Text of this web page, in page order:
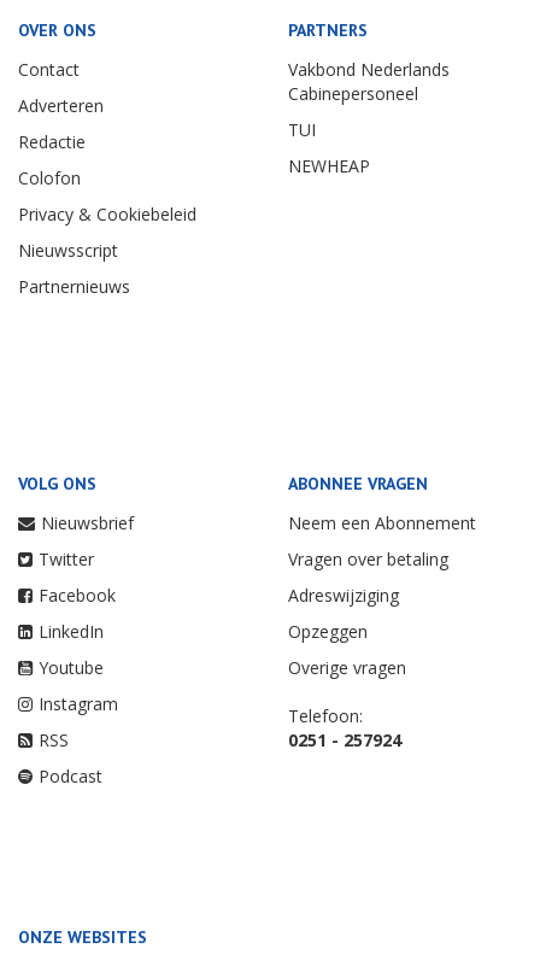
OVER ONS
Contact
Adverteren
Redactie
Colofon
Privacy & Cookiebeleid
Nieuwsscript
Partnernieuws
PARTNERS
Vakbond Nederlands
Cabinepersoneel
TUI
NEWHEAP
VOLG ONS
Nieuwsbrief
Twitter
Facebook
LinkedIn
Youtube
Instagram
RSS
Podcast
ABONNEE VRAGEN
Neem een Abonnement
Vragen over betaling
Adreswijziging
Opzeggen
Overige vragen
Telefoon:
0251 - 257924
ONZE WEBSITES